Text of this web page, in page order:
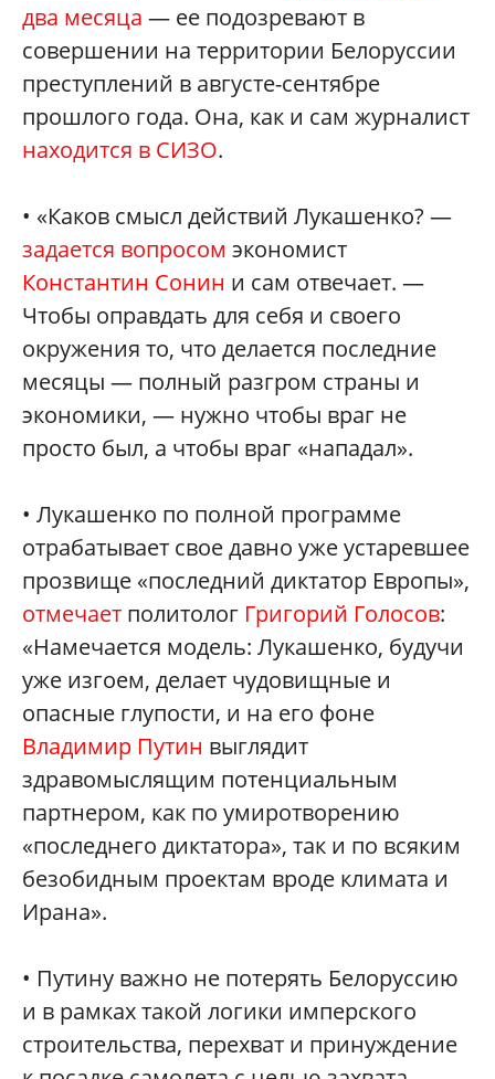
два месяца — ее подозревают в
совершении на территории Белоруссии
преступлений в августе-сентябре
прошлого года. Она, как и сам журналист
находится в СИЗО.
• «Каков смысл действий Лукашенко? —
задается вопросом экономист
Константин Сонин и сам отвечает. —
Чтобы оправдать для себя и своего
окружения то, что делается последние
месяцы — полный разгром страны и
экономики, — нужно чтобы враг не
просто был, а чтобы враг «нападал».
• Лукашенко по полной программе
отрабатывает свое давно уже устаревшее
прозвище «последний диктатор Европы»,
отмечает политолог Григорий Голосов:
«Намечается модель: Лукашенко, будучи
уже изгоем, делает чудовищные и
опасные глупости, и на его фоне
Владимир Путин выглядит
здравомыслящим потенциальным
партнером, как по умиротворению
«последнего диктатора», так и по всяким
безобидным проектам вроде климата и
Ирана».
• Путину важно не потерять Белоруссию
и в рамках такой логики имперского
строительства, перехват и принуждение